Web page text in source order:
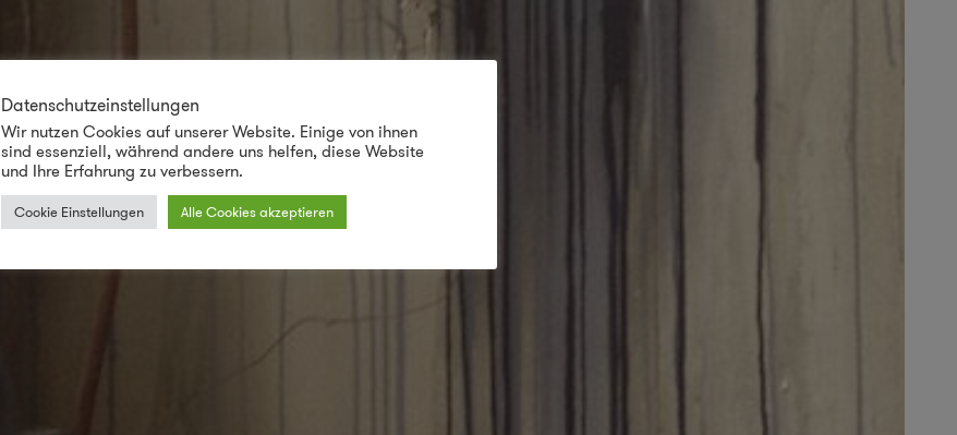
Datenschutzeinstellungen
Wir nutzen Cookies auf unserer Website. Einige von ihnen
sind essenziell, während andere uns helfen, diese Website
und Ihre Erfahrung zu verbessern.
Cookie Einstellungen Alle Cookies akzeptieren